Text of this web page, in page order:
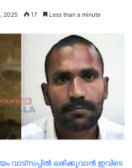
2025 17 Less than a minute
വാട്സപ്പിൽ ലഭിക്കുവാൻ ഇവിടെ